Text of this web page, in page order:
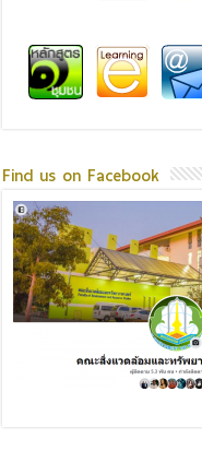
Find us on Facebook